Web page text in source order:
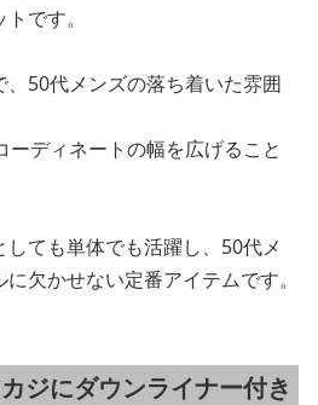
です。
50代メンズの落ち着いた雰囲
ディネートの幅を広げること
ても単体でも活躍し、50代メ
欠かせない定番アイテムです。
ジにダウンライナー付き